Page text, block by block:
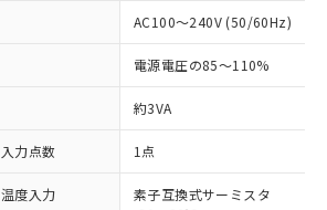
AC100～240V (50/60Hz)
電源電圧の85～110%
約3VA
入力点数 1点
温度入力
素子互換式サーミスタ